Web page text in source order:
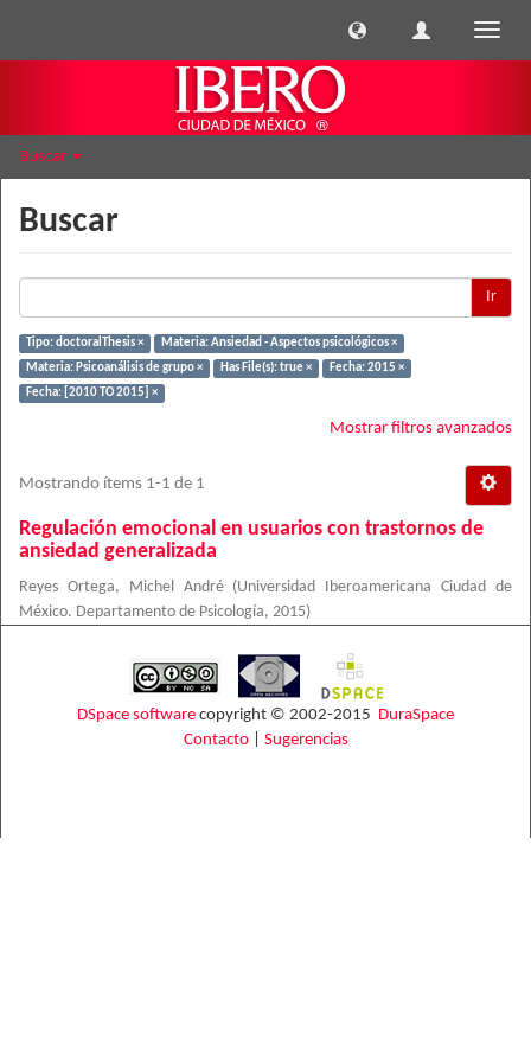
Buscar
Buscar
Ir
Tipo: doctoralThesis ×
Materia: Ansiedad - Aspectos psicológicos ×
Materia: Psicoanálisis de grupo ×
Has File(s): true ×
Fecha: 2015 ×
Fecha: [2010 TO 2015] ×
Mostrar filtros avanzados
Mostrando ítems 1-1 de 1
Regulación emocional en usuarios con trastornos de
ansiedad generalizada
Reyes Ortega, Michel André (Universidad Iberoamericana Ciudad de
México. Departamento de Psicología, 2015)
DSpace software copyright © 2002-2015 DuraSpace
Contacto| Sugerencias